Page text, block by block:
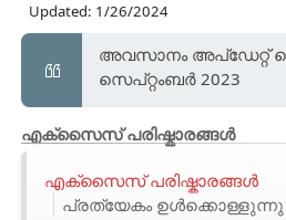
Updated: 1/26/2024
അവസാനം അപ്ഡേറ്റ്
സെപ്റ്റംബർ 2023
എക്സൈസ് പരിഷ്കാരങ്ങൾ
എക്സൈസ് പരിഷ്കാരങ്ങൾ
പ്രത്യേകം ഉൾക്കൊള്ളുന്നു